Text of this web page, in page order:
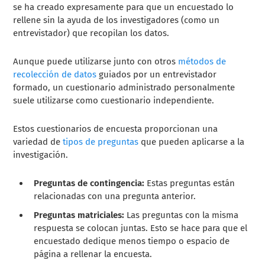
se ha creado expresamente para que un encuestado lo
rellene sin la ayuda de los investigadores (como un
entrevistador) que recopilan los datos.
Aunque puede utilizarse junto con otros métodos de
recolección de datos guiados por un entrevistador
formado, un cuestionario administrado personalmente
suele utilizarse como cuestionario independiente.
Estos cuestionarios de encuesta proporcionan una
variedad detipos de preguntas que pueden aplicarse a la
investigación.
Preguntas de contingencia: Estas preguntas están
relacionadas con una pregunta anterior.
Preguntas matriciales: Las preguntas con la misma
respuesta se colocan juntas. Esto se hace para que el
encuestado dedique menos tiempo o espacio de
página a rellenar la encuesta.